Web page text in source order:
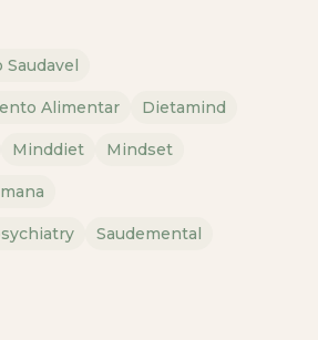
Alimentar Dietamind
Minddiet Mindset
Saudemental